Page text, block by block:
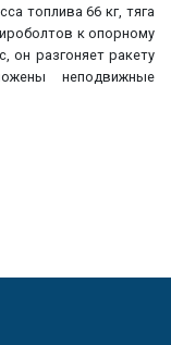
топлива 66 кг, тяга
к опорному
он разгоняет ракету
неподвижные